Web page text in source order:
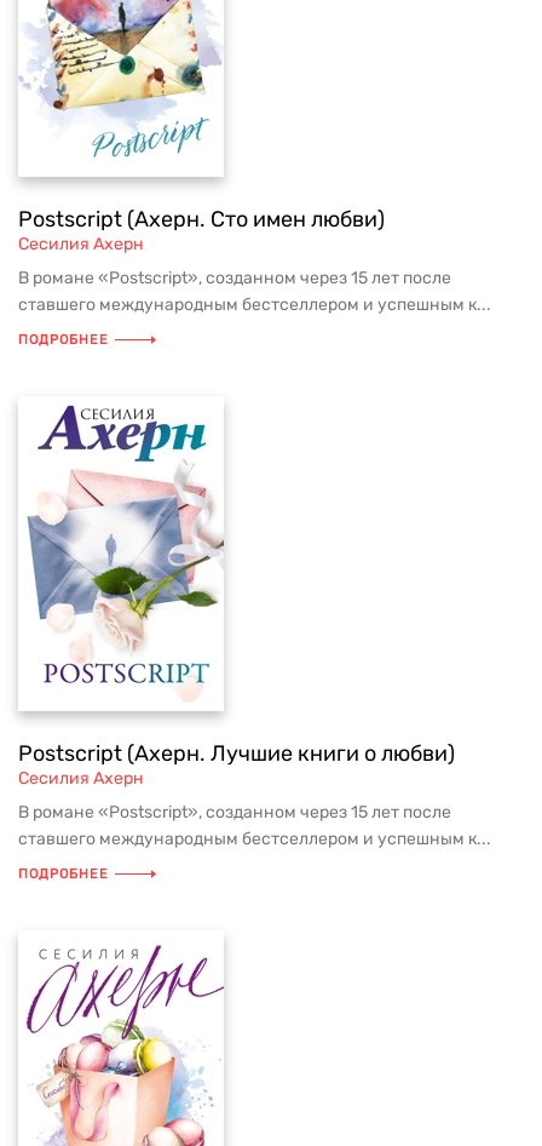
Postscript (Ахерн. Сто имен любви)
Сесилия Ахерн
В романе «Postscript», созданном через 15 лет после
ставшего международным бестселлером и успешным к...
ПОДРОБНЕЕ
Postscript (Ахерн. Лучшие книги о любви)
Сесилия Ахерн
В романе «Postscript», созданном через 15 лет после
ставшего международным бестселлером и успешным к...
ПОДРОБНЕЕ